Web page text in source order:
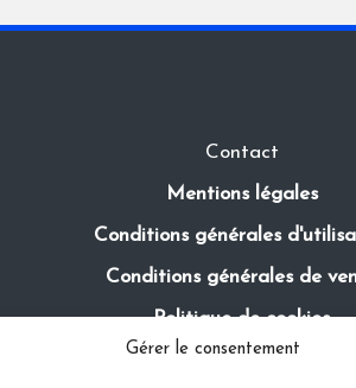
Gérer le consentement
Contact
Mentions légales
Conditions générales
Conditions générales de
Politique de cookies
Politique de confidentialité